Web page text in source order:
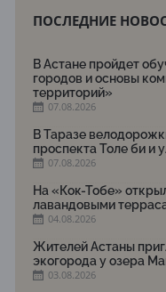
ПОСЛЕДНИЕ
В Астане пройдет
городов и основы
территорий»
07.08.2026
В Таразе
проспекта Толе би и
07.08.2026
На «Кок-Тобе»
лавандовыми
04.08.2026
Жителей Астаны
экогорода у озера
03.08.2026